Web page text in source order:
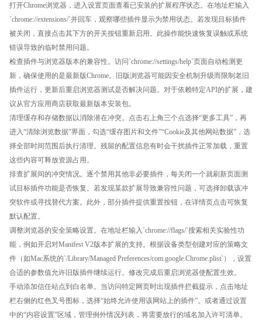
打开Chrome浏览器，进入设置页面查看已安装的扩展程序状态。在地址栏输入
`chrome://extensions/`并回车，观察哪些插件显示为禁用状态。若发现目标插件
被关闭，直接点击其下方的开关按钮重新启用。此操作能快速恢复误触或系统
错误导致的临时禁用问题。
检查插件与浏览器版本的兼容性。访问`chrome://settings/help`页面自动检测更
新，确保使用的是最新版Chrome。旧版浏览器可能因安全机制升级而限制老旧
插件运行，更新后重启浏览器测试是否解决问题。对于依赖特定API的扩展，建
议从官方应用商店获取最新版本安装包。
清理缓存和存储数据以消除潜在冲突。点击右上角三个点选择“更多工具”，再
进入“清除浏览数据”界面，勾选“缓存图片和文件”“Cookie及其他网站数据”，选
择全部时间范围后执行清理。残留的配置信息有时会干扰插件正常加载，重置
这些内容可释放资源占用。
排查扩展间的冲突情况。逐个禁用其他非必要插件，每关闭一个就刷新页面测
试目标插件功能是否恢复。若发现某款扩展导致兼容性问题，可选择卸载该冲
突软件或寻找替代方案。此外，部分插件提供重置按钮，在详情页点击可恢复
默认配置。
调整浏览器的安全策略设置。在地址栏输入`chrome://flags/`搜索相关实验性功
能，例如开启对Manifest V2版本扩展的支持。根据设备类型创建对应的策略文
件（如Mac系统的`/Library/Managed Preferences/com.google.Chrome.plist`），设置
合适的参数值允许旧版插件继续运行。修改完成后重启浏览器使配置生效。
手动添加信任站点到白名单。当访问特定网页时出现插件拦截提示，点击地址
栏右侧的红色叉号图标，选择“始终允许使用该网站上的插件”。或者通过设置
中的“内容设置”区域，管理例外情况列表，将需要放行的域名加入许可清单。